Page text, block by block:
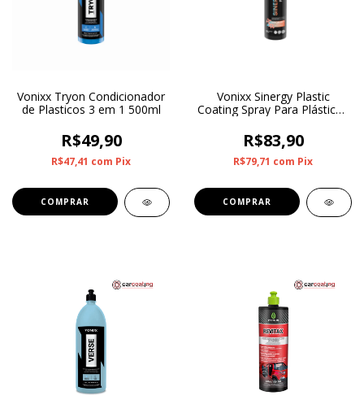
Vonixx Tryon Condicionador
de Plasticos 3 em 1 500ml
R$49,90
R$47,41 com Pix
Vonixx Sinergy Plastic
Coating Spray Para Plásticos
R$83,90
R$79,71 com Pix